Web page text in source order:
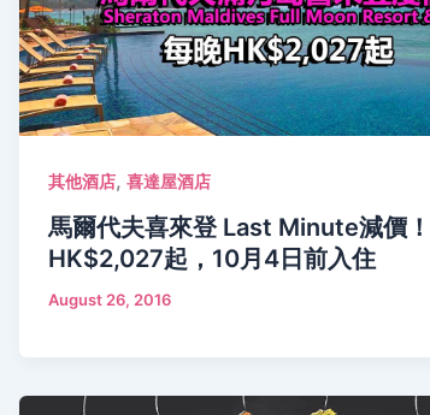
其他酒店, 喜達屋酒店
馬爾代夫喜來登 Last Minute減價
HK$2,027起，10月4日前入住
August 26, 2016